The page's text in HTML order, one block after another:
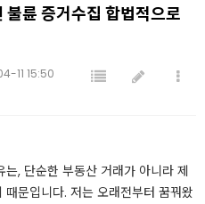
륜 증거수집 합법적으로
11 15:50
는, 단순한 부동산 거래가 아니라 제
문입니다. ​저는 오래전부터 꿈꿔왔